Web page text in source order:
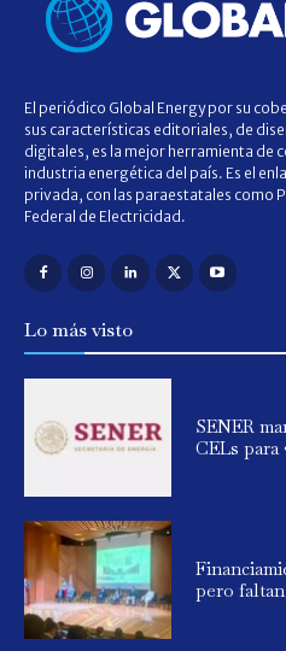
El periódico Global Energy por su
sus características editoriales, de
digitales, es la mejor herramienta de
industria energética del país. Es el
privada, con las paraestatales como
Federal de Electricidad.
Lo más visto
SENER
CELs para
pero